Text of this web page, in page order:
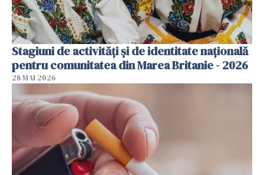
Stagiuni de activități și de identitate națională
pentru comunitatea din Marea Britanie - 2026
28 MAI 2026